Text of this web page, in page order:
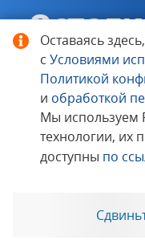
Оставаясь
с Условиями
Политикой
и обработкой
Мы используем
технологии, их
доступны по